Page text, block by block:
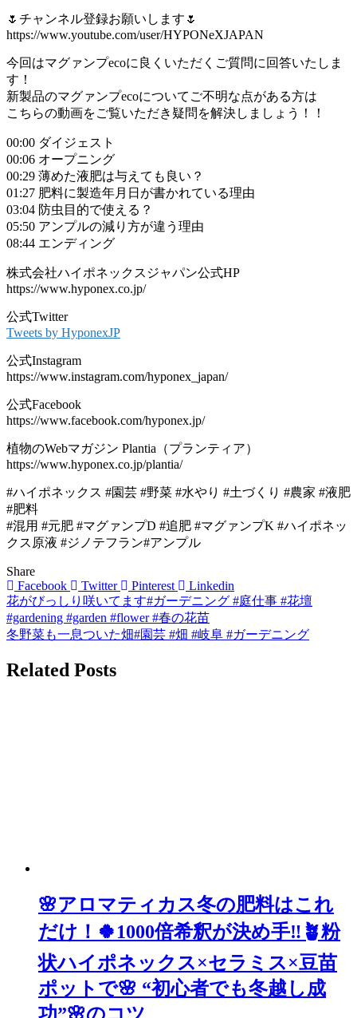
🌷チャンネル登録お願いします🌷
https://www.youtube.com/user/HYPONeXJAPAN
今回はマグァンプecoに良くいただくご質問に回答いたしま
す！
新製品のマグァンプecoについてご不明な点がある方は
こちらの動画をご覧いただき疑問を解決しましょう！！
00:00 ダイジェスト
00:06 オープニング
00:29 薄めた液肥は与えても良い？
01:27 肥料に製造年月日が書かれている理由
03:04 防虫目的で使える？
05:50 アンプルの減り方が違う理由
08:44 エンディング
株式会社ハイポネックスジャパン公式HP
https://www.hyponex.co.jp/
公式Twitter
Tweets by HyponexJP
公式Instagram
https://www.instagram.com/hyponex_japan/
公式Facebook
https://www.facebook.com/hyponex.jp/
植物のWebマガジン Plantia（プランティア）
https://www.hyponex.co.jp/plantia/
#ハイポネックス #園芸 #野菜 #水やり #土づくり #農家 #液肥
#肥料
#混用 #元肥 #マグァンプD #追肥 #マグァンプK #ハイポネッ
クス原液 #ジノテフラン#アンプル
Share
Facebook
Twitter Pinterest Linkedin
投
稿
ビ
花がびっしり咲いてます#ガーデニング #庭仕事 #花壇
#gardening #garden #flower #春の花苗
冬野菜も一息ついた畑#園芸 #畑 #岐阜 #ガーデニング
Related Posts
🌸アロマティカス冬の肥料はこれ
だけ！🍀1000倍希釈が決め手‼🪴粉
状ハイポネックス×セラミス×豆苗
ポットで🌸 “初心者でも冬越し成
功”🌸のコツ